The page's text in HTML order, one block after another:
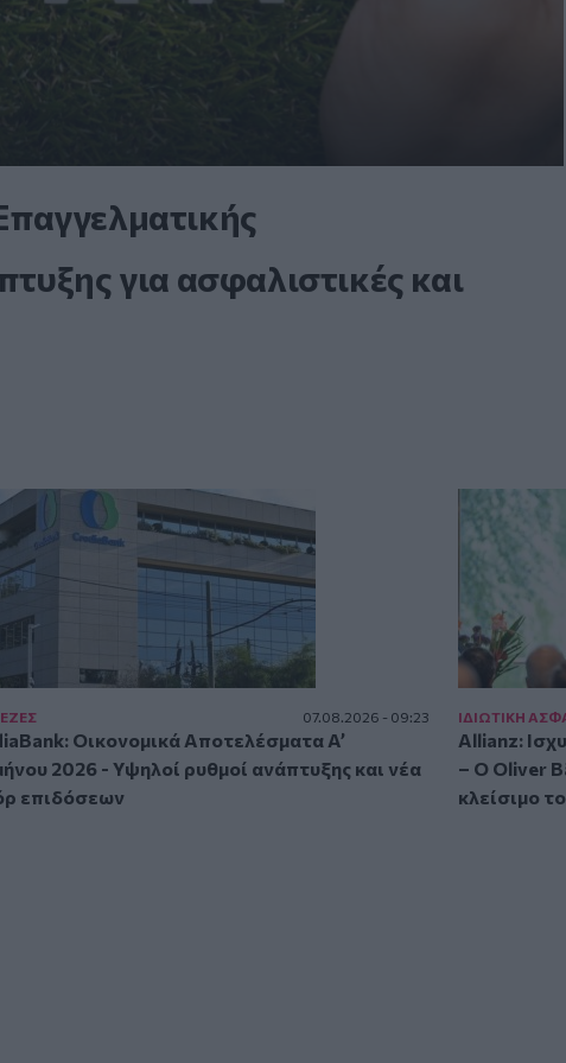
για ασφαλιστικές και
07.08.2026 - 09:23
Οικονομικά Αποτελέσματα A’
2026 - Υψηλοί ρυθμοί ανάπτυξης και νέα
επιδόσεων
ΙΔΙΩΤΙΚΗ
Allianz:
– Ο Oliver
κλείσιμο